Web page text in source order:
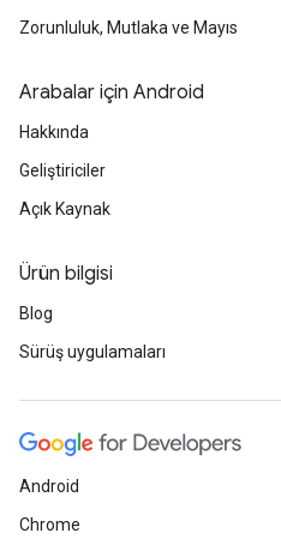
Zorunluluk, Mutlaka ve Mayıs
Arabalar için Android
Hakkında
Geliştiriciler
Açık Kaynak
Ürün bilgisi
Blog
Sürüş uygulamaları
Android
Chrome